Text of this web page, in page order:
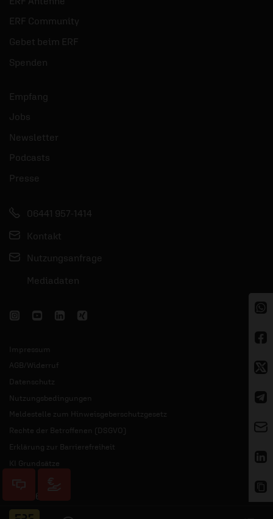
ERF Community
Gebet beim ERF
Spenden
Empfang
Jobs
Newsletter
Podcasts
Presse
06441 957-1414
Kontakt
Nutzungsanfrage
Mediadaten
Impressum
AGB/Widerruf
Datenschutz
Nutzungsbedingungen
Meldestelle zum Hinweisgeberschutzgesetz
Rechte der Betroffenen (DSGVO)
Erklärung zur Barrierefreiheit
KI Grundsätze
© 2026 ERF